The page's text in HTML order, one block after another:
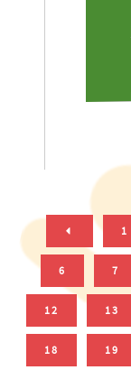
1
6 7
12 13
18 19